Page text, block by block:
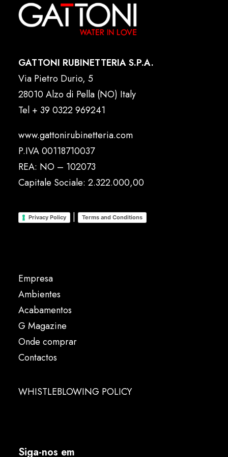
GATTONI RUBINETTERIA S.P.A.
Via Pietro Durio, 5
28010 Alzo di Pella (NO) Italy
Tel + 39 0322 969241
www.gattonirubinetteria.com
P.IVA 00118710037
REA: NO – 102073
Capitale Sociale: 2.322.000,00
Privacy Policy | Terms and Conditions
Empresa
Ambientes
Acabamentos
G Magazine
Onde comprar
Contactos
WHISTLEBLOWING POLICY
Siga-nos em